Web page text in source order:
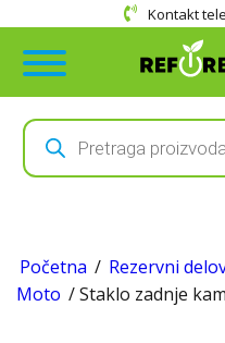
Kontakt
Products
search
Početna / Rezervni
Moto / Staklo zadnje